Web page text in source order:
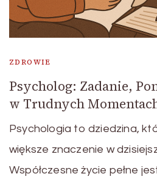
ZDROWIE
Psycholog: Zadanie,
w Trudnych
Psychologia to dziedzina,
większe znaczenie w
Współczesne życie pełne